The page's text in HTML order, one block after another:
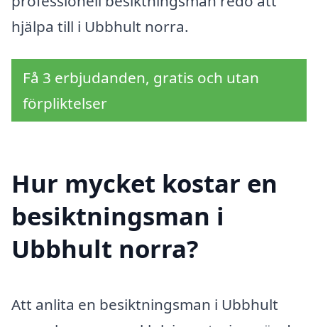
hjälpa till i Ubbhult norra.
Få 3 erbjudanden, gratis och utan
förpliktelser
Hur mycket kostar en
besiktningsman i
Ubbhult norra?
Att anlita en besiktningsman i Ubbhult